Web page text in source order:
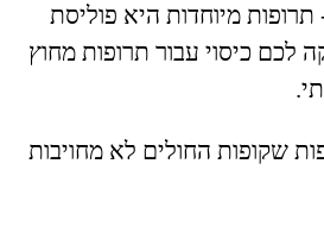
תרופות מיוחדות היא פוליסת
לכם כיסוי עבור תרופות מחוץ
שקופות החולים לא מחויבות